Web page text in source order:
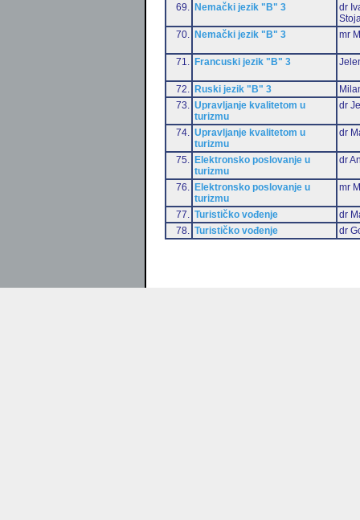
69.
Nemački jezik "B" 3
dr
70.
Nemački jezik "B" 3 mr
71. Francuski jezik "B" 3
72. Ruski jezik "B" 3
73.
Upravljanje kvalitetom u
turizmu
dr
74.
Upravljanje kvalitetom u
turizmu
dr
75.
Elektronsko poslovanje u
turizmu
dr
76.
Elektronsko poslovanje u
turizmu
mr
77. Turističko vođenje
dr
78.
Turističko vođenje dr